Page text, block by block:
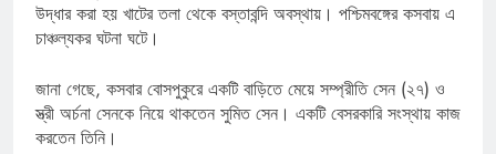
উদ্ধার করা হয় খাটের তলা থেকে বস্তাবন্দি অবস্থায়। পশ্চিমবঙ্গের কসবায় এ
চাঞ্চল্যকর ঘটনা ঘটে।
জানা গেছে, কসবার বোসপুকুরে একটি বাড়িতে মেয়ে সম্প্রীতি সেন (২৭) ও
স্ত্রী অর্চনা সেনকে নিয়ে থাকতেন সুমিত সেন। একটি বেসরকারি সংস্থায় কাজ
করতেন তিনি।